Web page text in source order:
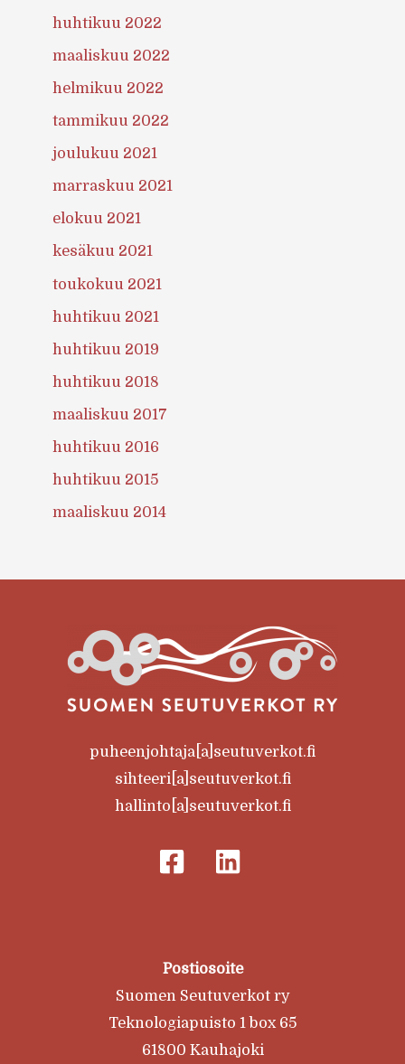
huhtikuu 2022
maaliskuu 2022
helmikuu 2022
tammikuu 2022
joulukuu 2021
marraskuu 2021
elokuu 2021
kesäkuu 2021
toukokuu 2021
huhtikuu 2021
huhtikuu 2019
huhtikuu 2018
maaliskuu 2017
huhtikuu 2016
huhtikuu 2015
maaliskuu 2014
puheenjohtaja[a]seutuverkot.fi
sihteeri[a]seutuverkot.fi
hallinto[a]seutuverkot.fi
Postiosoite
Suomen Seutuverkot ry
Teknologiapuisto 1 box 65
61800 Kauhajoki